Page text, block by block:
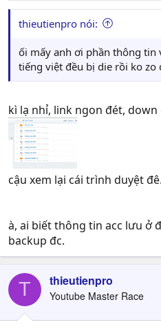
thieutienpro nói:
ối mấy anh ơi phần thông tin
tiếng việt đều bị die rồi ko zo
kì lạ nhỉ, link ngon đét,
cậu xem lại cái trình duyệt đê.
à, ai biết thông tin acc lưu ở
backup đc.
T thieutienpro
Youtube Master Race